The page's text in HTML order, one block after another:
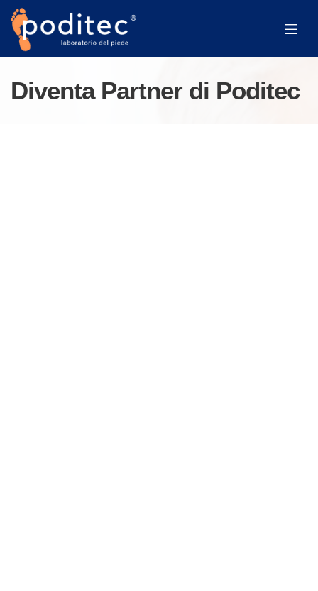
Diventa Partner di Poditec